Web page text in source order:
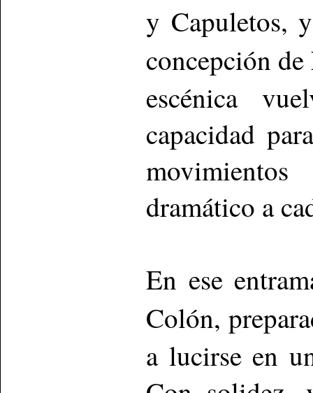
y Capuletos,
concepción de
escénica
capacidad
dramático a
En ese
Colón,
a lucirse en